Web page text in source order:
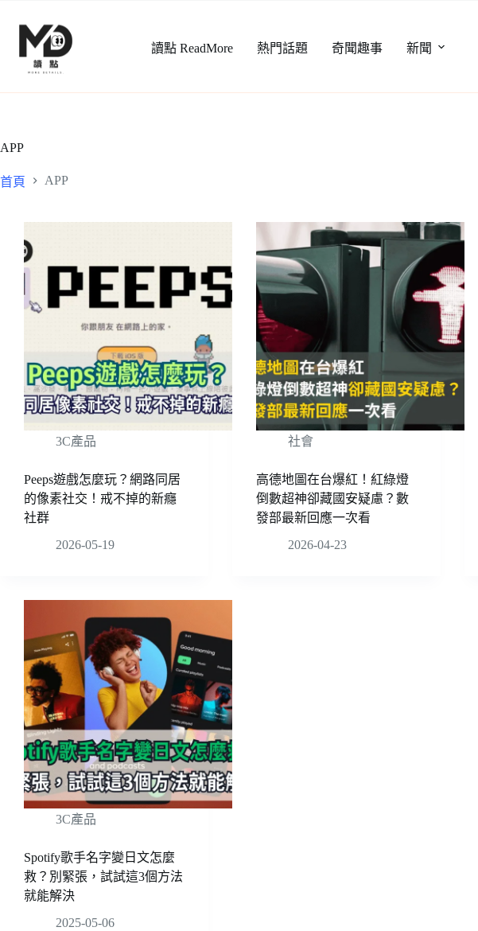
讀點 ReadMore 熱門話題 奇聞趣事 新聞
APP
首頁 APP
3C產品
Peeps遊戲怎麼玩？網路同居
的像素社交！戒不掉的新癮
社群
2026-05-19
社會
高德地圖在台爆紅！紅綠燈
倒數超神卻藏國安疑慮？數
發部最新回應一次看
2026-04-23
3C產品
Spotify歌手名字變日文怎麼
救？別緊張，試試這3個方法
就能解決
2025-05-06